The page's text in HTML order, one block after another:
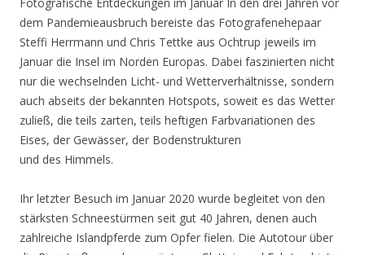
dem Pandemieausbruch bereiste das Fotografenehepaar
Steffi Herrmann und Chris Tettke aus Ochtrup jeweils im
Januar die Insel im Norden Europas. Dabei faszinierten nicht
nur die wechselnden Licht- und Wetterverhältnisse, sondern
auch abseits der bekannten Hotspots, soweit es das Wetter
zuließ, die teils zarten, teils heftigen Farbvariationen des
Eises, der Gewässer, der Bodenstrukturen
und des Himmels.
Ihr letzter Besuch im Januar 2020 wurde begleitet von den
stärksten Schneestürmen seit gut 40 Jahren, denen auch
zahlreiche Islandpferde zum Opfer fielen. Die Autotour über